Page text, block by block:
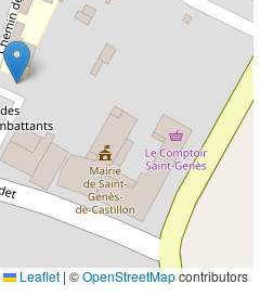
Leaflet | ©OpenStreetMapcontributors